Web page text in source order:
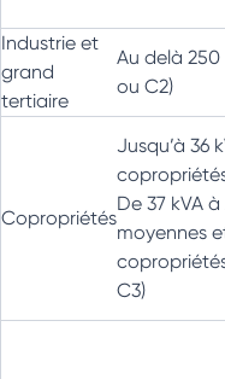
Industrie et
grand
tertiaire
Au delà 250
ou C2)
Copropriétés
Jusqu’à 36
De 37 kVA
moyennes
C3)